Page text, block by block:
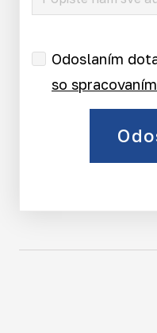
Odoslaním
so